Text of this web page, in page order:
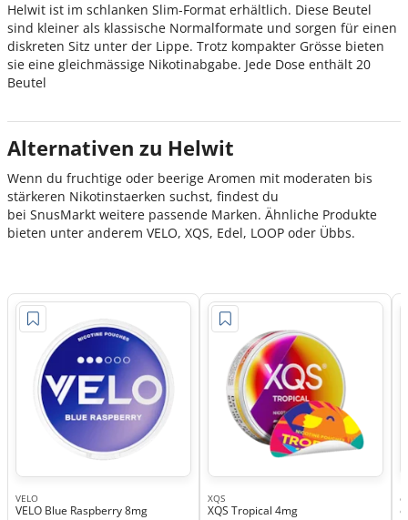
Helwit ist im schlanken Slim-Format erhältlich. Diese Beutel
sind kleiner als klassische Normalformate und sorgen für einen
diskreten Sitz unter der Lippe. Trotz kompakter Grösse bieten
sie eine gleichmässige Nikotinabgabe. Jede Dose enthält 20
Beutel
Alternativen zu Helwit
Wenn du fruchtige oder beerige Aromen mit moderaten bis
stärkeren Nikotinstaerken suchst, findest du
bei SnusMarkt weitere passende Marken. Ähnliche Produkte
bieten unter anderem VELO, XQS, Edel, LOOP oder Übbs.
VELO
VELO Blue Raspberry 8mg
XQS
XQS Tropical 4mg